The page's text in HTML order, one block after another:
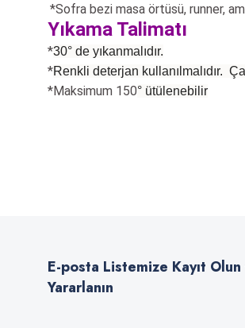
*Sofra bezi masa örtüsü, runner,
Yıkama Talimatı
*30° de yıkanmalıdır.
*Renkli deterjan kullanılmalıdır.
*Maksimum 150° ütülenebilir
Ürün bilgilerinde hatalar bulunuyor.
Ürün fiyatı diğer sitelerden daha pahalı.
E-posta Listemize Kayıt
Yararlanın